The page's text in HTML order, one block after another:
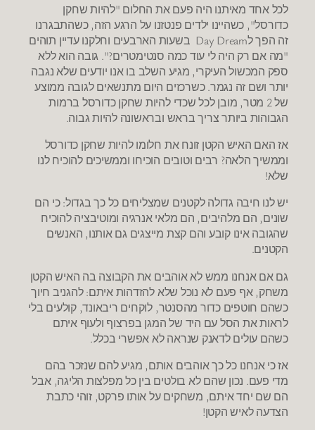
לכל אחד מאיתנו היה פעם את החלום "להיות שחקן
כדורסל", כשהיינו ילדים פנטזנו על הרגע הזה, כשהתבגרנו
זה הפך לDay Dream בשעות הארבעים וחלקנו עדיין תוהים
"מה אם רק היה לי עוד כמה סנטימטרים?". גובה הוא ללא
ספק המכשול העיקרי, מגיע השלב בו אנו יודעים שלא נגבה
יותר ושם זה נגמר. כשרכזים היום מתנשאים לגובה ממוצע
של 2 מטר, מובן לכל שכדי להיות שחקן כדורסל ברמות
הגבוהות ביותר צריך בראש ובראשונה להיות גבוה.
אז האם האיש הקטן זונח את חלומו להיות שחקן כדורסל
וממשיך הלאה? רבים וטובים הוכיחו וממשיכים להוכיח לנו
שלא!
יש לנו חיבה גדולה לקטנים שמצליחים כל כך בגדול: כי הם
שונים, הם מלהיבים, הם מלאי אנרגיה ומוטיבציה להוכיח
שהגובה אינו קובע והם קצת מייצגים גם אותנו, האנשים
הקטנים.
גם אם אנחנו ממש לא אוהבים את הקבוצה בה האיש הקטן
משחק, אף פעם לא נוכל שלא להזדהות איתם: להגניב חיוך
כשהם חוטפים כדור מהסנטר, לוקחים ריבאונד, קולעים בלי
לראות את הסל עם היד של המגן בפרצוף ולעוף איתם
כשהם עולים לדאנק שנראה לא אפשרי בכלל.
אז כי אנחנו כל כך אוהבים אותם, מגיע להם שנזכר בהם
מדי פעם. נכון שהם לא בולטים בין כל מפלצות הליגה, אבל
הם שם יחד איתם, משחקים על אותו פרקט, זוהי כתבת
הצדעה לאיש הקטן!